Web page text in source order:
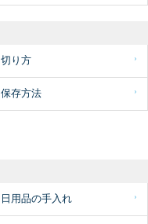
切り方
保存方法
日用品の手入れ